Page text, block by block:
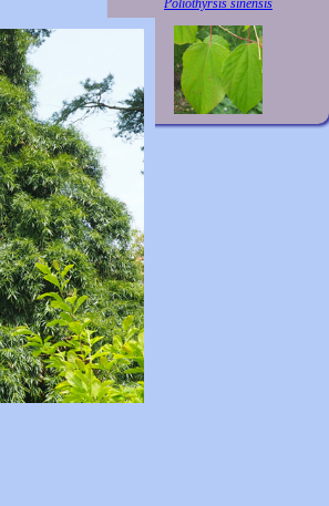
Poliothyrsis sinensis